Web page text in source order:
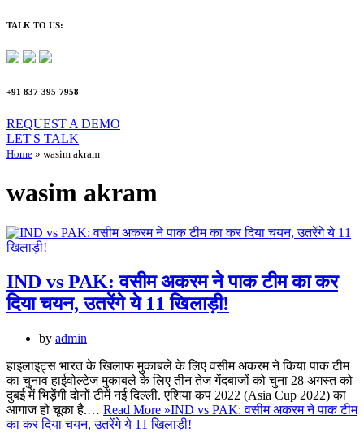
TALK TO US:
+91 837-395-7958
REQUEST A DEMO​
LET'S TALK
Home » wasim akram
wasim akram
IND vs PAK: वसीम अकरम ने पाक टीम का कर
दिया चयन, उतरेंगे ये 11 खिलाड़ी!
by admin
हाइलाइट्स भारत के खिलाफ मुकाबले के लिए वसीम अकरम ने किया पाक टीम
का चुनाव हाईवोल्टेज मुकाबले के लिए तीन तेज गेंदबाजों को चुना 28 अगस्त को
दुबई में भिड़ेंगी दोनों टीमें नई दिल्ली. एशिया कप 2022 (Asia Cup 2022) का
आगाज हो चूका है.… Read More »IND vs PAK: वसीम अकरम ने पाक टीम
का कर दिया चयन, उतरेंगे ये 11 खिलाड़ी!